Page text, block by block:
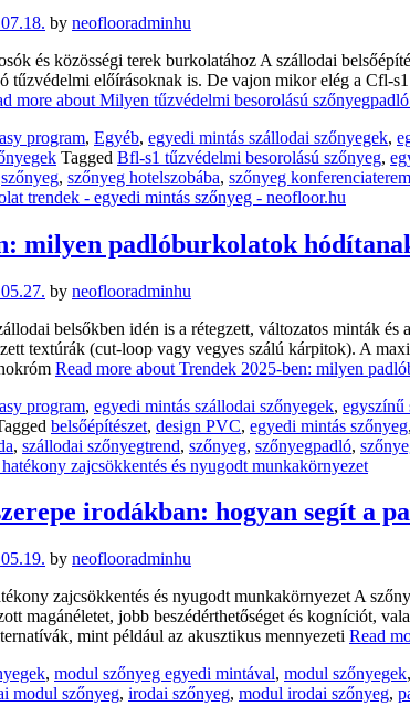
by neoflooradminhu
és közösségi terek burkolatához A szállodai
tűzvédelmi előírásoknak is. De vajon mikor elég a Cfl-
more about Milyen tűzvédelmi besorolású
program, Egyéb, egyedi mintás szállodai szőnyegek,
Tagged Bfl-s1 tűzvédelmi besorolású szőnyeg,
szőnyeg, szőnyeg hotelszobába, szőnyeg
milyen padlóburkolatok
by neoflooradminhu
belsőkben idén is a rétegzett, változatos minták
textúrák (cut-loop vagy vegyes szálú kárpitok). A
Read more about Trendek 2025-ben: milyen
program, egyedi mintás szállodai szőnyegek, egyszínű
belsőépítészet, design PVC, egyedi mintás szőnyeg,
, szállodai szőnyegtrend, szőnyeg, szőnyegpadló,
irodákban: hogyan segít a
by neoflooradminhu
zajcsökkentés és nyugodt munkakörnyezet A
magánéletet, jobb beszédérthetőséget és kogníciót,
mint például az akusztikus mennyezeti Read
, modul szőnyeg egyedi mintával, modul szőnyegek,
modul szőnyeg, irodai szőnyeg, modul irodai szőnyeg,